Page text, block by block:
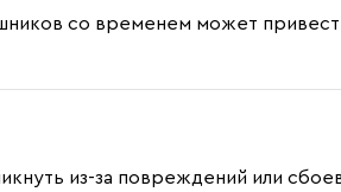
со временем может
из-за повреждений или